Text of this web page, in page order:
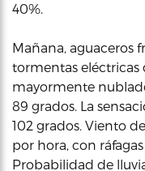
40%.
Mañana, aguaceros
tormentas eléctricas
mayormente
89 grados. La
102 grados. Viento
por hora, con
Probabilidad de